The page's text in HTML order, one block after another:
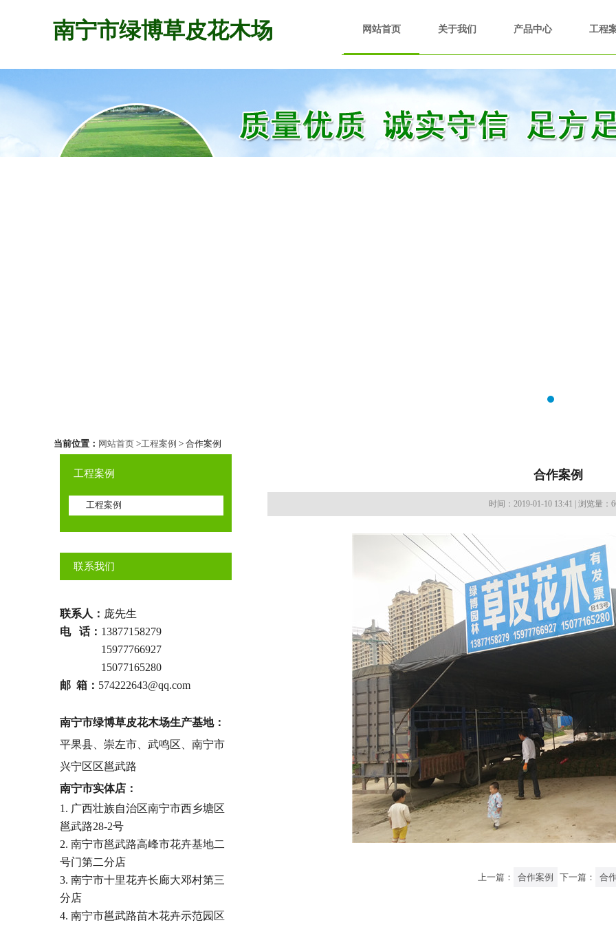
南宁市绿博草皮花木场 网站首页 关于我们 产品中心 工程
当前位置： 网站首页 >工程案例 > 合作案例
工程案例
工程案例
联系我们
联系人： 庞先生
电 话： 13877158279
15977766927
15077165280
邮 箱： 574222643@qq.com
南宁市绿博草皮花木场生产基地：
平果县、崇左市、武鸣区、南宁市
兴宁区区邕武路
南宁市实体店：
1. 广西壮族自治区南宁市西乡塘区
邕武路28-2号
2. 南宁市邕武路高峰市花卉基地二
号门第二分店
3. 南宁市十里花卉长廊大邓村第三
分店
4. 南宁市邕武路苗木花卉示范园区
合作案例
时间：2019-01-10 13:41 | 浏览量：
上一篇： 合作案例 下一篇： 合